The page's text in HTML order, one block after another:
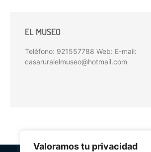
Valoramos tu privacidad
EL MUSEO
Teléfono: 921557788 Web: E-mail:
casaruralelmuseo@hotmail.com